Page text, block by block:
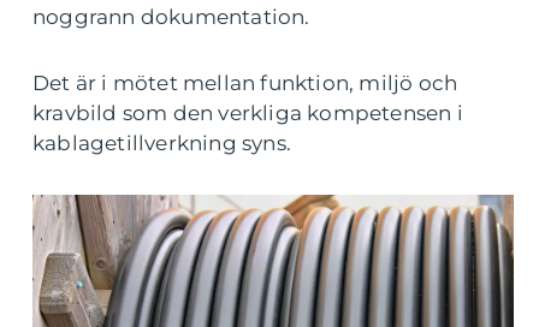
noggrann dokumentation.
Det är i mötet mellan funktion, miljö och
kravbild som den verkliga kompetensen i
kablagetillverkning syns.